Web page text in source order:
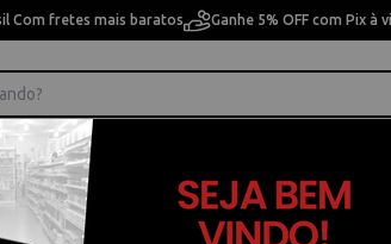
Com fretes mais baratos Ganhe 5% OFF com Pix à
Desenho
P/ Relogio - Arabico Prata Gd